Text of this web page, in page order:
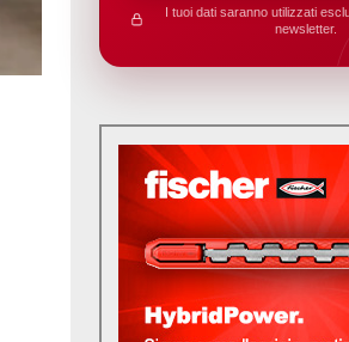
I tuoi dati saranno utilizzati
newsletter.